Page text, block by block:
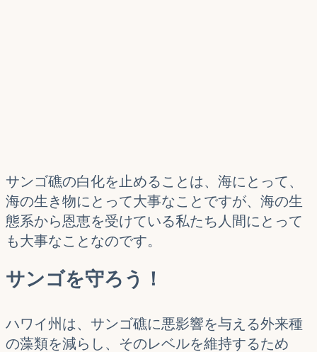
サンゴ礁の白化を止めることは、海にとって、
海の生き物にとって大事なことですが、海の生
態系から恩恵を受けている私たち人間にとって
も大事なことなのです。
サンゴを守ろう！
ハワイ州は、サンゴ礁に悪影響を与える外来種
の藻類を減らし、そのレベルを維持するため